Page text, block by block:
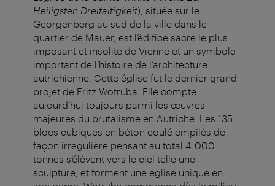
Heiligsten Dreifaltigkeit), située sur le
Georgenberg au sud de la ville dans le
quartier de Mauer, est l’édifice sacré le plus
imposant et insolite de Vienne et un symbole
important de l’histoire de l’architecture
autrichienne. Cette église fut le dernier grand
projet de Fritz Wotruba. Elle compte
aujourd’hui toujours parmi les œuvres
majeures du brutalisme en Autriche. Les 135
blocs cubiques en béton coulé empilés de
façon irrégulière pensant au total 4 000
tonnes s’élèvent vers le ciel telle une
sculpture, et forment une église unique en